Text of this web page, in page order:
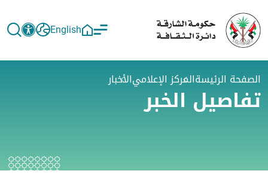
English
الصفحة الرئيسةالمركز الإعلاميالأخبار
تفاصيل الخبر